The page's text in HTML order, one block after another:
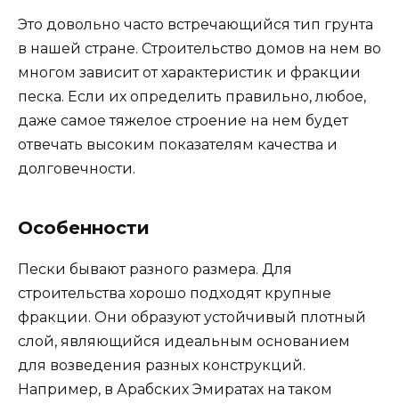
Это довольно часто встречающийся тип грунта
в нашей стране. Строительство домов на нем во
многом зависит от характеристик и фракции
песка. Если их определить правильно, любое,
даже самое тяжелое строение на нем будет
отвечать высоким показателям качества и
долговечности.
Особенности
Пески бывают разного размера. Для
строительства хорошо подходят крупные
фракции. Они образуют устойчивый плотный
слой, являющийся идеальным основанием
для возведения разных конструкций.
Например, в Арабских Эмиратах на таком